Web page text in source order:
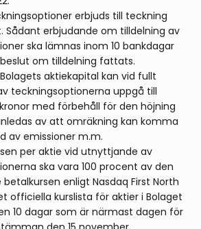
erbjuds till teckning
Sådant erbjudande om tilldelning av
ska lämnas inom 10 bankdagar
om tilldelning fattats.
aktiekapital kan vid fullt
teckningsoptionerna uppgå till
med förbehåll för den höjning
av att omräkning kan komma
av emissioner m.m.
per aktie vid utnyttjande av
ska vara 100 procent av den
enligt Nasdaq First North
officiella kurslista för aktier i Bolaget
10 dagar som är närmast dagen för